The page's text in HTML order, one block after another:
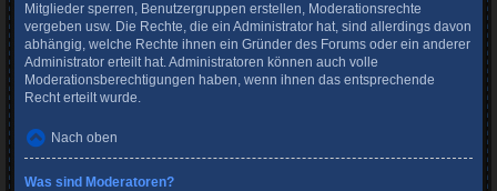
Mitglieder sperren, Benutzergruppen erstellen, Moderationsrechte
vergeben usw. Die Rechte, die ein Administrator hat, sind allerdings davon
abhängig, welche Rechte ihnen ein Gründer des Forums oder ein anderer
Administrator erteilt hat. Administratoren können auch volle
Moderationsberechtigungen haben, wenn ihnen das entsprechende
Recht erteilt wurde.
Nach oben
Was sind Moderatoren?